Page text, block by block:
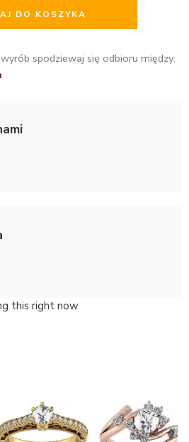
DO KOSZYKA
spodziewaj się odbioru między:
this right now